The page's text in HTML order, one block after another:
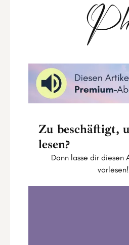
Zu beschäftigt,
lesen?
Dann lasse dir diesen
vorlesen!